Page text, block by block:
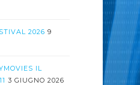
2026 9
IL
3 GIUGNO 2026